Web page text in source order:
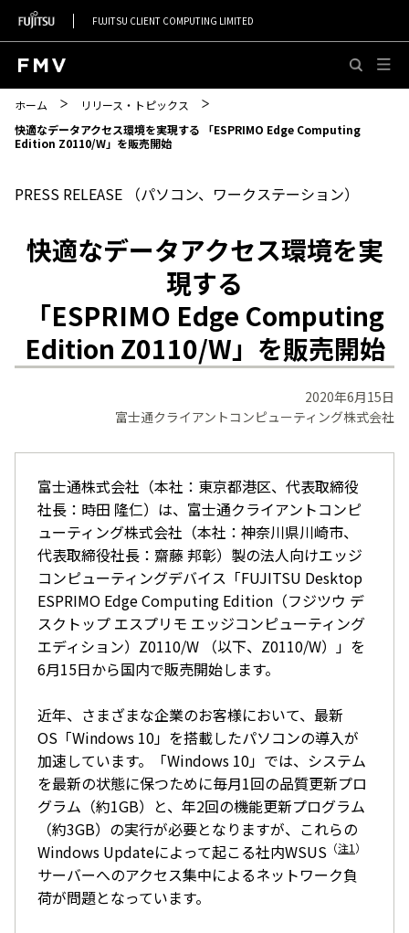
FUJITSU CLIENT COMPUTING LIMITED
ホーム
リリース・トピックス
快適なデータアクセス環境を実現する 「ESPRIMO Edge Computing
Edition Z0110/W」を販売開始
PRESS RELEASE （パソコン、ワークステーション）
快適なデータアクセス環境を実
現する
「ESPRIMO Edge Computing
Edition Z0110/W」を販売開始
2020年6月15日
富士通クライアントコンピューティング株式会社
富士通株式会社（本社：東京都港区、代表取締役
社長：時田 隆仁）は、富士通クライアントコンピ
ューティング株式会社（本社：神奈川県川崎市、
代表取締役社長：齋藤 邦彰）製の法人向けエッジ
コンピューティングデバイス「FUJITSU Desktop
ESPRIMO Edge Computing Edition（フジツウ デ
スクトップ エスプリモ エッジコンピューティング
エディション）Z0110/W （以下、Z0110/W）」を
6月15日から国内で販売開始します。
近年、さまざまな企業のお客様において、最新
OS「Windows 10」を搭載したパソコンの導入が
加速しています。「Windows 10」では、システム
を最新の状態に保つために毎月1回の品質更新プロ
グラム（約1GB）と、年2回の機能更新プログラム
（約3GB）の実行が必要となりますが、これらの
Windows Updateによって起こる社内WSUS （注1 ）
サーバーへのアクセス集中によるネットワーク負
荷が問題となっています。